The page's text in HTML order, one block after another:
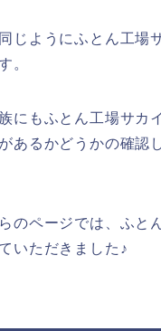
じようにふとん工場
。
にもふとん工場サカ
あるかどうかの確認
のページでは、ふと
いただきました♪